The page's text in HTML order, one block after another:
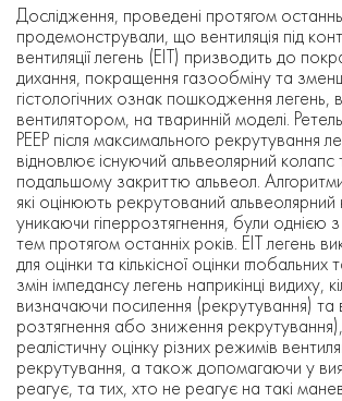
Дослідження, проведені протягом
продемонстрували, що вентиляція під
вентиляції легень (ЕІТ) призводить до
дихання, покращення газообміну та
гістологічних ознак пошкодження легень,
вентилятором, на тваринній моделі.
PEEP після максимального рекрутування
відновлює існуючий альвеолярний колапс
подальшому закриттю альвеол. Алгоритми
які оцінюють рекрутований альвеолярний
уникаючи гіперрозтягнення, були однією з
тем протягом останніх років. ЕІТ легень
для оцінки та кількісної оцінки глобальних
змін імпедансу легень наприкінці видиху,
визначаючи посилення (рекрутування) та
розтягнення або зниження
реалістичну оцінку різних режимів
рекрутування, а також допомагаючи у
реагує, та тих, хто не реагує на такі